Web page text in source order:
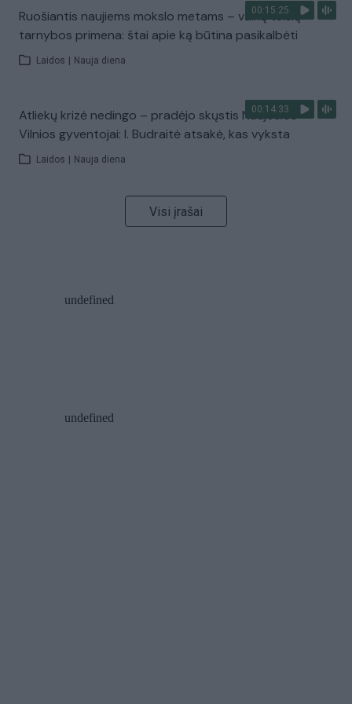
00:15:25
Ruošiantis naujiems mokslo metams – vaikų teisių
tarnybos primena: štai apie ką būtina pasikalbėti
Laidos Nauja diena
00:14:33
Atliekų krizė nedingo – pradėjo skųstis Naujosios
Vilnios gyventojai: I. Budraitė atsakė, kas vyksta
Laidos Nauja diena
Visi įrašai